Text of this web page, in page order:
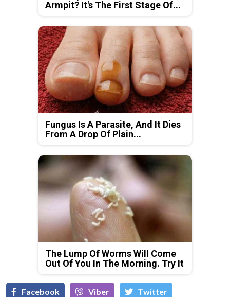
Armpit? It's The First Stage Of...
Fungus Is A Parasite, And It Dies
From A Drop Of Plain...
The Lump Of Worms Will Come
Out Of You In The Morning. Try It
Facebook Viber Тwitter